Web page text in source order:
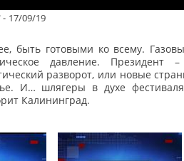
17/09/19
быть готовыми ко всему.
давление. Президент
разворот, или новые
И… шлягеры в духе
Калининград.